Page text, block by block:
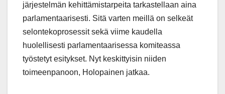
järjestelmän kehittämistarpeita tarkastellaan aina
parlamentaarisesti. Sitä varten meillä on selkeät
selontekoprosessit sekä viime kaudella
huolellisesti parlamentaarisessa komiteassa
työstetyt esitykset. Nyt keskittyisin niiden
toimeenpanoon, Holopainen jatkaa.